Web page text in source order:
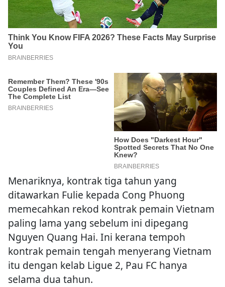
Menariknya, kontrak tiga tahun yang
ditawarkan Fulie kepada Cong Phuong
memecahkan rekod kontrak pemain Vietnam
paling lama yang sebelum ini dipegang
Nguyen Quang Hai. Ini kerana tempoh
kontrak pemain tengah menyerang Vietnam
itu dengan kelab Ligue 2, Pau FC hanya
selama dua tahun.